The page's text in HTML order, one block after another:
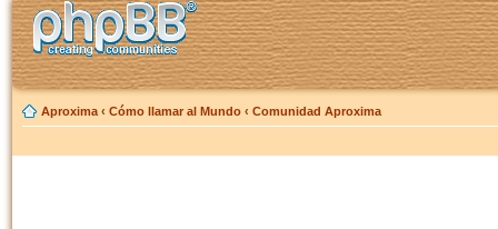
Aproxima ‹ Cómo llamar al Mundo ‹ Comunidad Aproxima